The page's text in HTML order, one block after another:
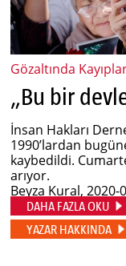
Gözaltında
„Bu bir
İnsan Hakları
1990’lardan
kaybedildi.
arıyor.
Beyza Kural, 2020-
DAHA FAZLA OKU
YAZAR HAKKINDA